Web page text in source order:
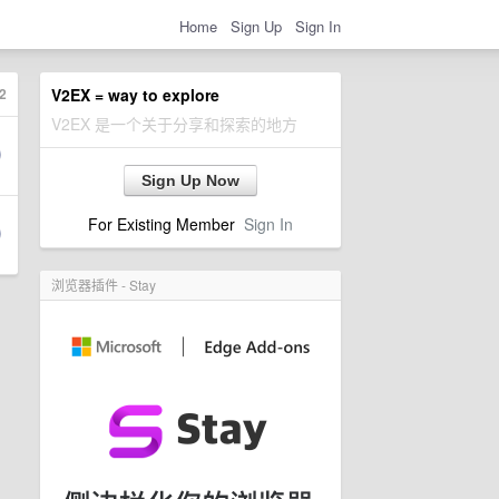
Home Sign Up Sign In
V2EX = way to explore
V2EX 是一个关于分享和探索的地方
Sign Up Now
For Existing Member Sign In
浏览器插件 - Stay
2